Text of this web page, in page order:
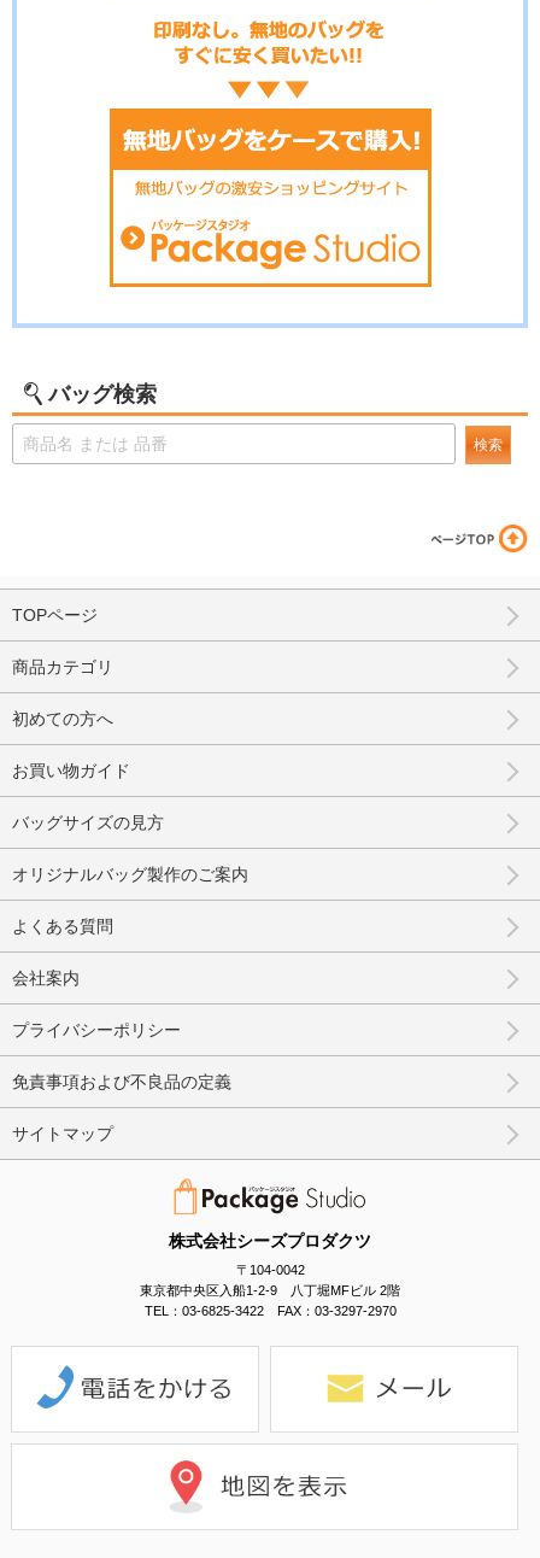
バッグ検索
検索
株式会社シーズプロダクツ
〒104-0042
東京都中央区入船1-2-9 八丁堀MFビル 2階
TEL：03-6825-3422 FAX：03-3297-2970
TOPページ
商品カテゴリ
初めての方へ
お買い物ガイド
バッグサイズの見方
オリジナルバッグ製作のご案内
よくある質問
会社案内
プライバシーポリシー
免責事項および不良品の定義
サイトマップ